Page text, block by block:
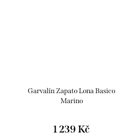
Garvalín Zapato Lona Basico
Marino
1 239 Kč